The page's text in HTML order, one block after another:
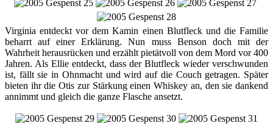
Virginia entdeckt vor dem Kamin einen Blutfleck und die Familie
beharrt auf einer Erklärung. Nun muss Benson doch mit der
Wahrheit herausrücken und erzählt pietätvoll von dem Mord vor 400
Jahren. Als Ellie entdeckt, dass der Blutfleck wieder verschwunden
ist, fällt sie in Ohnmacht und wird auf die Couch getragen. Später
bieten ihr die Otis zur Stärkung einen Whiskey an, den sie dankend
annimmt und gleich die ganze Flasche ansetzt.